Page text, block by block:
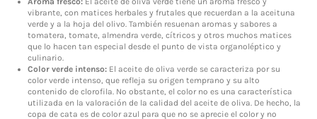
vibrante, con matices herbales y frutales que recuerdan a la aceituna
verde y a la hoja del olivo. También resuenan aromas y sabores a
tomatera, tomate, almendra verde, cítricos y otros muchos matices
que lo hacen tan especial desde el punto de vista organoléptico y
culinario.
Color verde intenso: El aceite de oliva verde se caracteriza por su
color verde intenso, que refleja su origen temprano y su alto
contenido de clorofila. No obstante, el color no es una característica
utilizada en la valoración de la calidad del aceite de oliva. De hecho, la
copa de cata es de color azul para que no se aprecie el color y no